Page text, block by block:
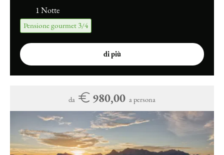
1 Notte
Pensione gourmet 3/4
di più
da 980,00 a persona